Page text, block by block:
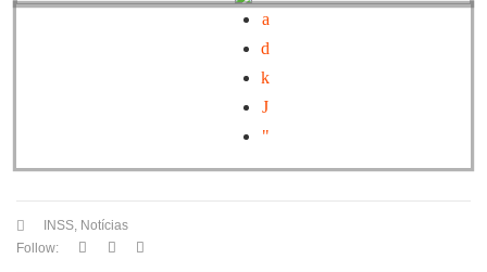
INSS, Notícias
Follow: